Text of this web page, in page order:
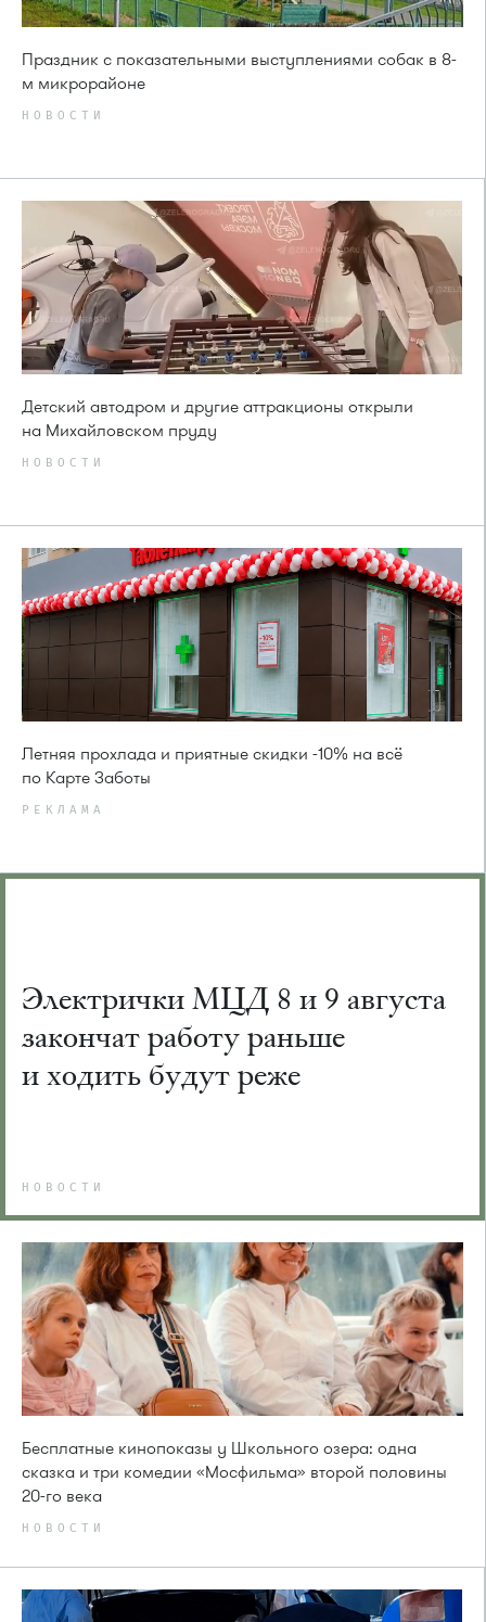
Праздник с показательными выступлениями собак в 8-
м микрорайоне
НОВОСТИ
Детский автодром и другие аттракционы открыли
на Михайловском пруду
НОВОСТИ
Летняя прохлада и приятные скидки -10% на всё
по Карте Заботы
РЕКЛАМА
Электрички МЦД 8 и 9 августа
закончат работу раньше
и ходить будут реже
НОВОСТИ
Бесплатные кинопоказы у Школьного озера: одна
сказка и три комедии «Мосфильма» второй половины
20-го века
НОВОСТИ